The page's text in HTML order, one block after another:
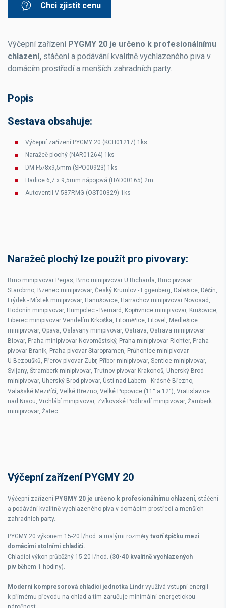
Chci zjistit cenu
Výčepní zařízení PYGMY 20 je určeno k profesionálnímu
chlazení, stáčení a podávání kvalitně vychlazeného piva v
domácím prostředí a menších zahradních party.
Popis
Sestava obsahuje:
Výčepní zařízení PYGMY 20 (KCH01217) 1ks
Naražeč plochý (NAR01264) 1ks
DM F5/8x9,5mm (SPO00923) 1ks
Hadice 6,7 x 9,5mm nápojová (HAD00165) 2m
Autoventil V-587RMG (OST00329) 1ks
Naražeč plochý lze použít pro pivovary:
Brno minipivovar Pegas, Brno minipivovar U Richarda, Brno pivovar
Starobrno, Bzenec minipivovar, Český Krumlov - Eggenberg, Dalešice, Děčín,
Frýdek - Místek minipivovar, Hanušovice, Harrachov minipivovar Novosad,
Hodonín minipivovar, Humpolec - Bernard, Kopřivnice minipivovar, Krušovice,
Liberec minipivovar Vendelím Krkoška, Litoměřice, Litovel, Medlešice
minipivovar, Opava, Oslavany minipivovar, Ostrava, Ostrava minipivovar
Biovar, Praha minipivovar Novoměstský, Praha minipivovar Richter, Praha
pivovar Braník, Praha pivovar Staropramen, Průhonice minipivovar
U Bezoušků, Přerov pivovar Zubr, Příbor minipivovar, Sentice minipivovar,
Svijany, Štramberk minipivovar, Trutnov pivovar Krakonoš, Uherský Brod
minipivovar, Uherský Brod pivovar, Ústí nad Labem - Krásné Březno,
Valašské Meziříčí, Velké Březno, Velké Popovice (11° a 12°), Vratislavice
nad Nisou, Vrchlábí minipivovar, Zvíkovské Podhradí minipivovar, Žamberk
minipivovar, Žatec.
Výčepní zařízení PYGMY 20
Výčepní zařízení PYGMY 20 je určeno k profesionálnímu chlazení, stáčení
a podávání kvalitně vychlazeného piva v domácím prostředí a menších
zahradních party.
PYGMY 20 výkonem 15-20 l/hod. a malými rozměry tvoří špičku mezi
domácími stolními chladiči.
Chladící výkon průběžný 15-20 l/hod. (30-40 kvalitně vychlazených
piv během 1 hodiny).
Moderní kompresorová chladící jednotka Lindr využívá vstupní energii
k přímému převodu na chlad a tím zaručuje minimální energetickou